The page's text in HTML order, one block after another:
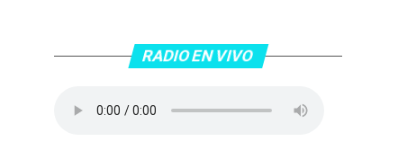
RADIO EN VIVO